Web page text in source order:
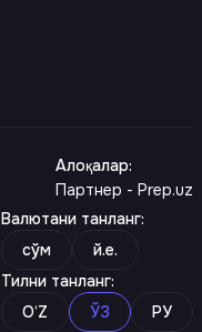
Алоқалар:
Партнер - Prep.uz
Валютани танланг:
сўм
й.е.
Тилни танланг:
O‘Z
ЎЗ РУ